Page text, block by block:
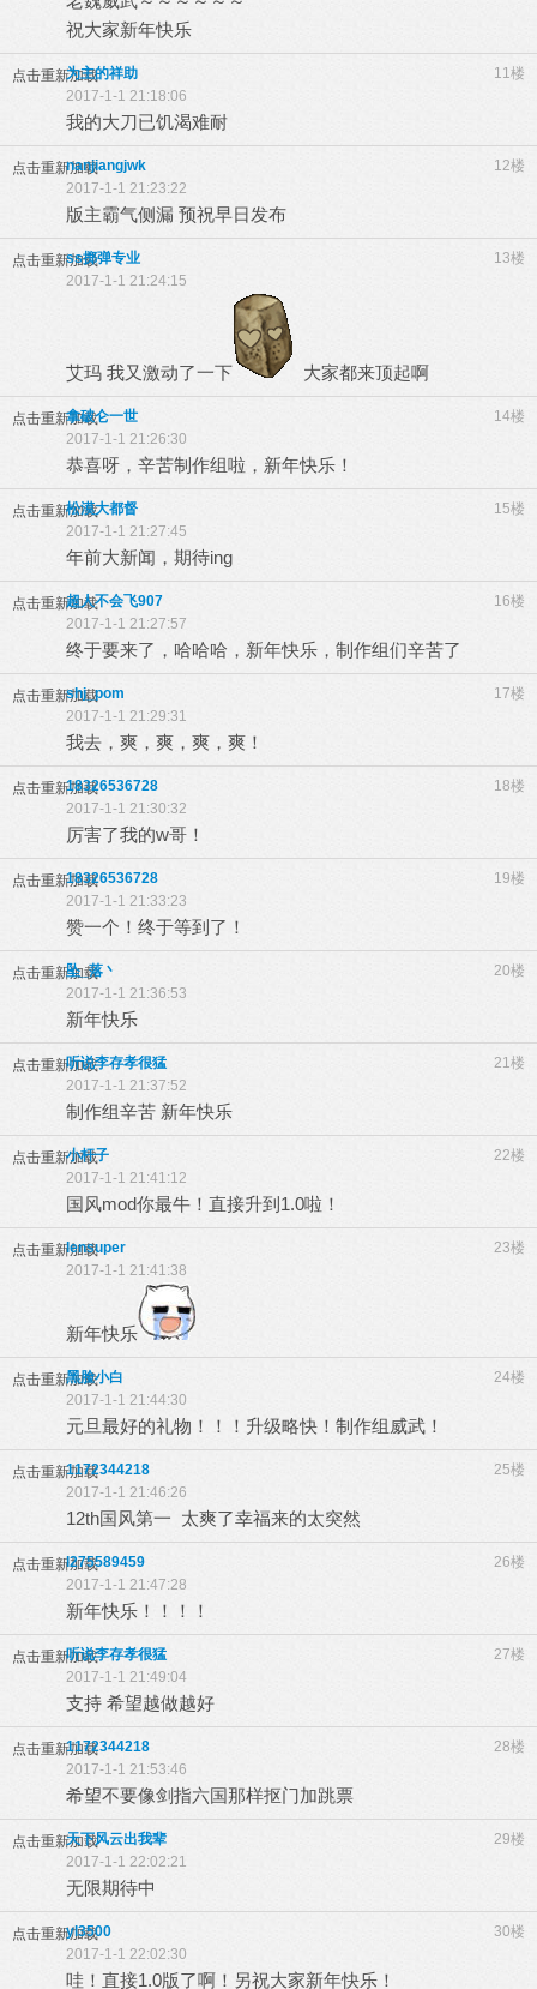
祝大家新年快乐
点击重新加载 11楼
为主的祥助
2017-1-1 21:18:06
我的大刀已饥渴难耐
点击重新加载 12楼
nanjiangjwk
2017-1-1 21:23:22
版主霸气侧漏 预祝早日发布
点击重新加载 13楼
ss掷弹专业
2017-1-1 21:24:15
艾玛 我又激动了一下 大家都来顶起啊
点击重新加载 14楼
拿破仑一世
2017-1-1 21:26:30
恭喜呀，辛苦制作组啦，新年快乐！
点击重新加载 15楼
松漠大都督
2017-1-1 21:27:45
年前大新闻，期待ing
点击重新加载 16楼
超人不会飞907
2017-1-1 21:27:57
终于要来了，哈哈哈，新年快乐，制作组们辛苦了
点击重新加载 17楼
shj_pom
2017-1-1 21:29:31
我去，爽，爽，爽，爽！
点击重新加载 18楼
18326536728
2017-1-1 21:30:32
厉害了我的w哥！
点击重新加载 19楼
18326536728
2017-1-1 21:33:23
赞一个！终于等到了！
点击重新加载 20楼
坠_落丶
2017-1-1 21:36:53
新年快乐
点击重新加载 21楼
听说李存孝很猛
2017-1-1 21:37:52
制作组辛苦 新年快乐
点击重新加载 22楼
小杆子
2017-1-1 21:41:12
国风mod你最牛！直接升到1.0啦！
点击重新加载 23楼
lensuper
2017-1-1 21:41:38
新年快乐
点击重新加载 24楼
黑脸小白
2017-1-1 21:44:30
元旦最好的礼物！！！升级略快！制作组威武！
点击重新加载 25楼
1172344218
2017-1-1 21:46:26
12th国风第一 太爽了幸福来的太突然
点击重新加载 26楼
l275589459
2017-1-1 21:47:28
新年快乐！！！！
点击重新加载 27楼
听说李存孝很猛
2017-1-1 21:49:04
支持 希望越做越好
点击重新加载 28楼
1172344218
2017-1-1 21:53:46
希望不要像剑指六国那样抠门加跳票
点击重新加载 29楼
天下风云出我辈
2017-1-1 22:02:21
无限期待中
点击重新加载 30楼
yl3500
2017-1-1 22:02:30
哇！直接1.0版了啊！另祝大家新年快乐！